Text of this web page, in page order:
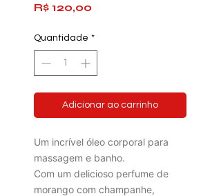
R$ 120,00
Quantidade *
Adicionar ao carrinho
Um incrível óleo corporal para
massagem e banho.
Com um delicioso perfume de
morango com champanhe,